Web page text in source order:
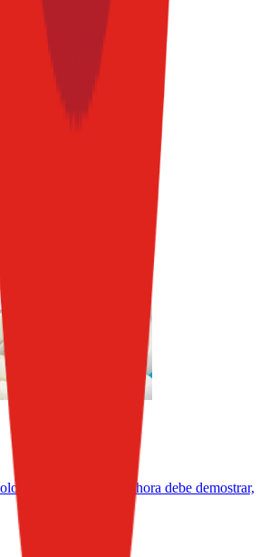
protege alimentos: ahora debe demostrar,